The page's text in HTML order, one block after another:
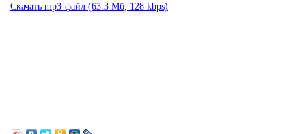
Скачать mp3-файл (63.3 Мб, 128 kbps)